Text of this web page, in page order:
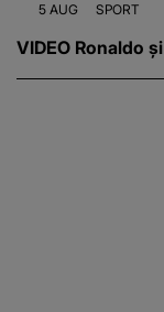
5 AUG SPORT
VIDEO Ronaldo